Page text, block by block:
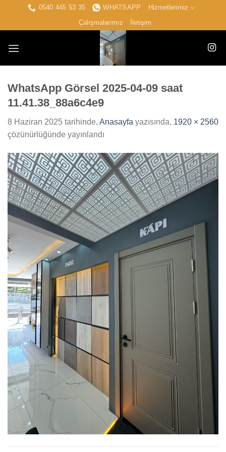
0540 445 53 35 WHATSAPP
Hizmetlerimiz
Çalışmalarımız
İletişim
WhatsApp Görsel 2025-04-09 saat
11.41.38_88a6c4e9
8 Haziran 2025 tarihinde, Anasayfa yazısında, 1920 × 2560
çözünürlüğünde yayınlandı